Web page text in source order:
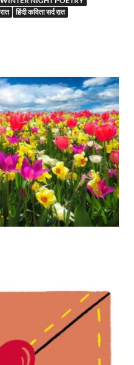
हिंदी कविता सर्द रात